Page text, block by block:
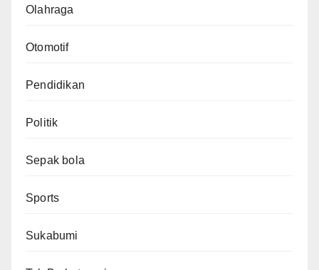
Olahraga
Otomotif
Pendidikan
Politik
Sepak bola
Sports
Sukabumi